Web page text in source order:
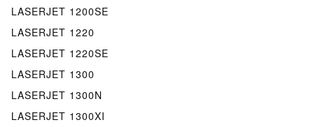
LASERJET 1200SE
LASERJET 1220
LASERJET 1220SE
LASERJET 1300
LASERJET 1300N
LASERJET 1300XI